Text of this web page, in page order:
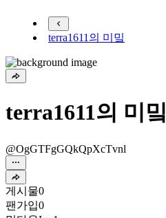
terra1611의 미밐
terra1611의 미밐
@OgGTFgGQkQpXcTvnl
게시물0
팬가입0